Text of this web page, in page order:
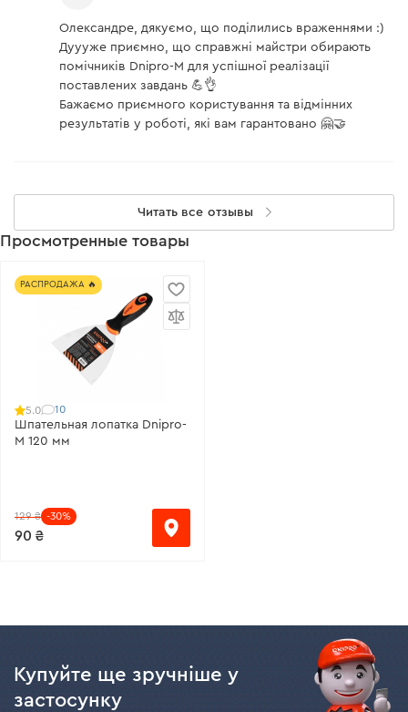
Олександре, дякуємо, що поділились враженнями :)
Дуууже приємно, що справжні майстри обирають
помічників Dnipro-M для успішної реалізації
поставлених завдань 💪👌
Бажаємо приємного користування та відмінних
результатів у роботі, які вам гарантовано 🤗🤝
Читать все отзывы
Просмотренные товары
РАСПРОДАЖА 🔥
5.0 10
Шпательная лопатка Dnipro-
M 120 мм
129 ₴ -30%
90 ₴
Купуйте ще зручніше у
застосунку